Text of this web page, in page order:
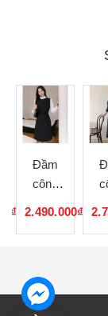
Đầm
công
2.490.000₫